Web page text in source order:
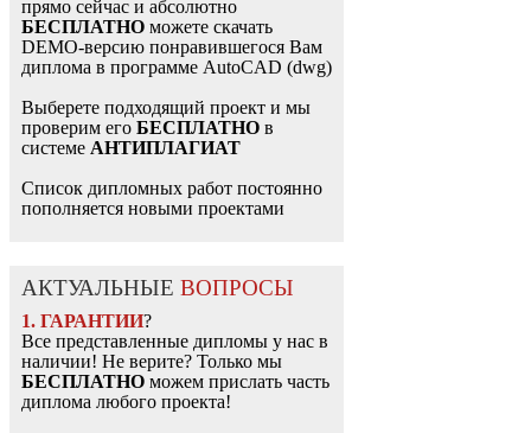
прямо сейчас и абсолютно
БЕСПЛАТНО можете скачать
DEMO-версию понравившегося Вам
диплома в программе AutoCAD (dwg)
Выберете подходящий проект и мы
проверим его БЕСПЛАТНО в
системе АНТИПЛАГИАТ
Список дипломных работ постоянно
пополняется новыми проектами
АКТУАЛЬНЫЕ ВОПРОСЫ
1. ГАРАНТИИ?
Все представленные дипломы у нас в
наличии! Не верите? Только мы
БЕСПЛАТНО можем прислать часть
диплома любого проекта!